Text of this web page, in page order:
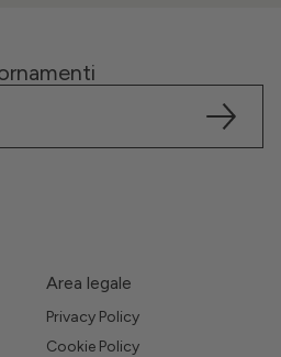
Area legale
Privacy Policy
Cookie Policy